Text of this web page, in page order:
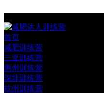
首页
减肥训练营
三亚训练营
惠州训练营
深圳训练营
杭州训练营